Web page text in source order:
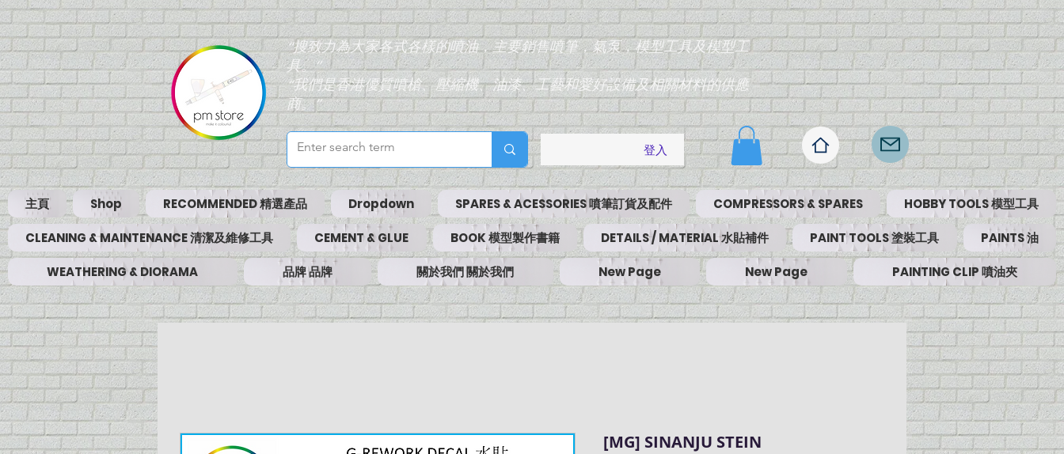
“搜致力為大家各式各樣的噴油，主要銷售噴筆，氣泵，模型工具及模型工
具。”
“我們是香港優質噴槍、壓縮機、油漆、工藝和愛好設備及相關材料的供應
商。”
登入
主頁 Shop RECOMMENDED 精選產品 Dropdown SPARES & ACESSORIES 噴筆訂貨及配件 COMPRESSORS & SPARES HOBBY TOOLS 模型工具
CLEANING & MAINTENANCE 清潔及維修工具 CEMENT & GLUE BOOK 模型製作書籍 DETAILS / MATERIAL 水貼補件 PAINT TOOLS 塗裝工具 PAINTS 油
WEATHERING & DIORAMA 品牌 品牌 關於我們 關於我們 New Page New Page PAINTING CLIP 噴油夾
[MG] SINANJU STEIN